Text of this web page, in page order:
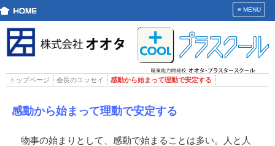
≡MENU
トップページ 会長のエッセイ 感動から始まって理動で安定する
感動から始まって理動で安定する
物事の始まりとして、感動で始まることは多い。人と人